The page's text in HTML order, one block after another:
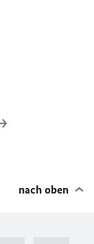
nach oben